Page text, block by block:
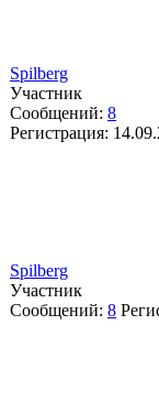
Spilberg
Участник
Сообщений: 8
Регистрация:
Spilberg
Участник
Сообщений: 8